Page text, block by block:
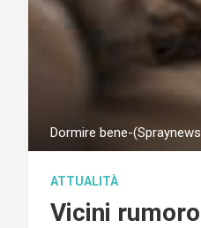
Dormire bene-
ATTUALITÀ
Vicini